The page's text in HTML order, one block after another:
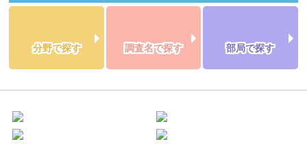
分野で探す 調査名で探す 部局で探す